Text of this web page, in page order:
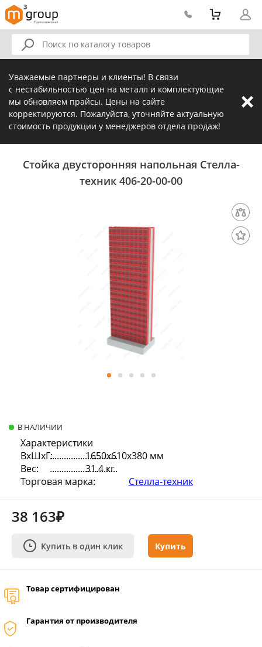
Уважаемые партнеры и клиенты! В связи
с нестабильностью цен на металл и комплектующие
мы обновляем прайсы. Цены на сайте
корректируются. Пожалуйста, уточняйте актуальную
стоимость продукции у менеджеров отдела продаж!
Стойка двусторонняя напольная Стелла-
техник 406-20-00-00
В НАЛИЧИИ
Характеристики
ВхШхГ:
1650х610х380 мм
Вес:
31.4 кг
Торговая марка:
Стелла-техник
38 163₽
Купить в один клик Купить
Товар сертифицирован
Гарантия от производителя